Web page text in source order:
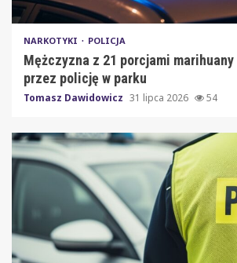
NARKOTYKI POLICJA
Mężczyzna z 21 porcjami
przez policję w parku
Tomasz Dawidowicz 31 lipca 2026 54